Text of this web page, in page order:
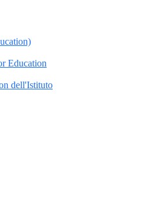
Education
dell'Istituto